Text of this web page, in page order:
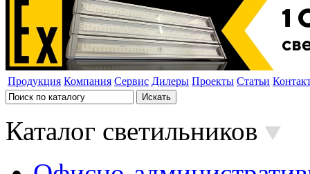
Продукция Компания Сервис Дилеры Проекты Статьи
Каталог светильников